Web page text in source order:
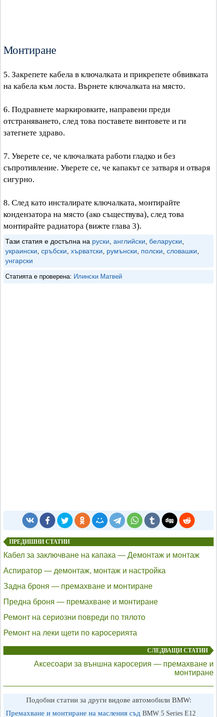
Монтиране
5. Закрепете кабела в ключалката и прикрепете обвивката
на кабела към лоста. Върнете ключалката на място.
6. Подравнете маркировките, направени преди
отстраняването, след това поставете винтовете и ги
затегнете здраво.
7. Уверете се, че ключалката работи гладко и без
съпротивление. Уверете се, че капакът се затваря и отваря
сигурно.
8. След като инсталирате ключалката, монтирайте
кондензатора на място (ако съществува), след това
монтирайте радиатора (вижте глава 3).
Тази статия е достъпна на руски английски беларуски
украински сръбски хърватски румънски полски словашки
унгарски
Статията е проверена: Илински Матвей
ПРЕДИШНИ СТАТИИ
Кабел за заключване на капака — Демонтаж и монтаж
Аспиратор — демонтаж, монтаж и настройка
Задна броня — премахване и монтиране
Предна броня — премахване и монтиране
Ремонт на сериозни повреди по тялото
Ремонт на леки щети по каросерията
СЛЕДВАЩИ СТАТИИ
Аксесоари за външна каросерия — премахване и
монтиране
Подобни статии за други видове автомобили BMW:
Премахване и монтиране на масления съд BMW 5 Series E12